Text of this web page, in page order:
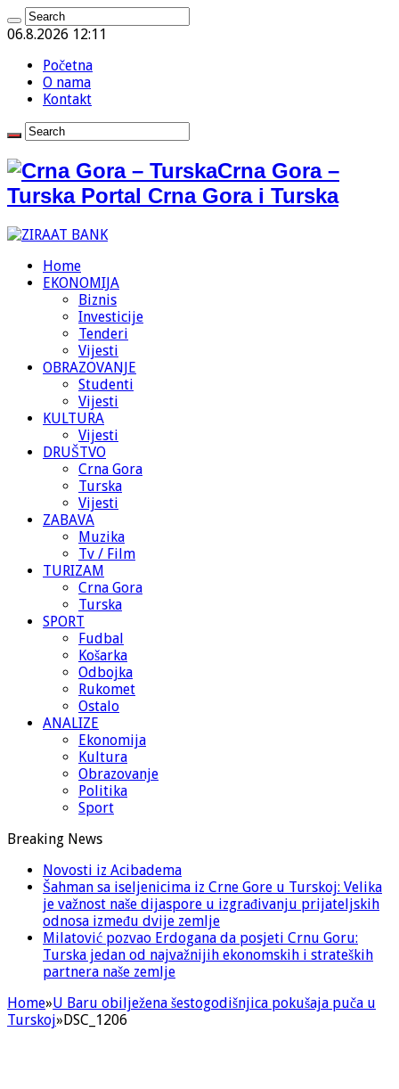
06.8.2026 12:11
Početna
O nama
Kontakt
Crna Gora –
Turska Portal Crna Gora i Turska
Home
EKONOMIJA
Biznis
Investicije
Tenderi
Vijesti
OBRAZOVANJE
Studenti
Vijesti
KULTURA
Vijesti
DRUŠTVO
Crna Gora
Turska
Vijesti
ZABAVA
Muzika
Tv / Film
TURIZAM
Crna Gora
Turska
SPORT
Fudbal
Košarka
Odbojka
Rukomet
Ostalo
ANALIZE
Ekonomija
Kultura
Obrazovanje
Politika
Sport
Breaking News
Novosti iz Acibadema
Šahman sa iseljenicima iz Crne Gore u Turskoj: Velika
je važnost naše dijaspore u izgrađivanju prijateljskih
odnosa između dvije zemlje
Milatović pozvao Erdogana da posjeti Crnu Goru:
Turska jedan od najvažnijih ekonomskih i strateških
partnera naše zemlje
Home»U Baru obilježena šestogodišnjica pokušaja puča u
Turskoj»DSC_1206